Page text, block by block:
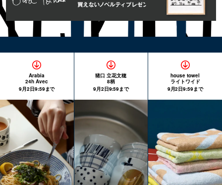
Arabia
24h Avec
9月2日9:59まで
猪口 立花文穂
8柄
9月2日9:59まで
house towel
ライトワイド
9月2日9:59まで